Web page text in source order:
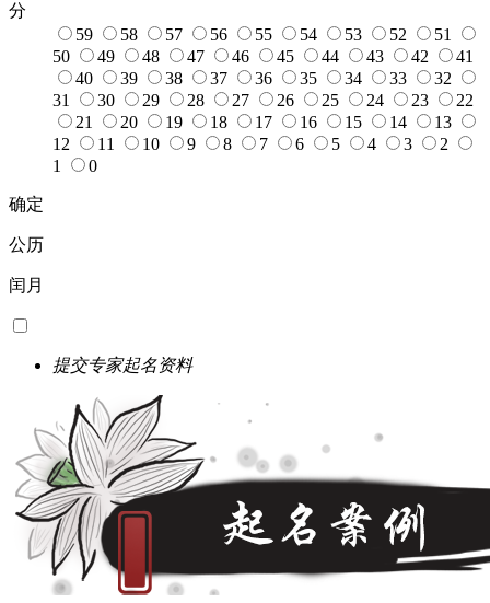
分
59
58 57 56 55 54 53 52
51
50
49 48 47 46 45 44 43 42
41
40
39 38 37 36 35 34 33
32
31
30 29 28 27 26 25 24 23
22
21
20 19 18 17 16 15 14
13
12
11 10 9 8 7 6 5 4 3
2
1
0
确定
公历
闰月
提交专家起名资料